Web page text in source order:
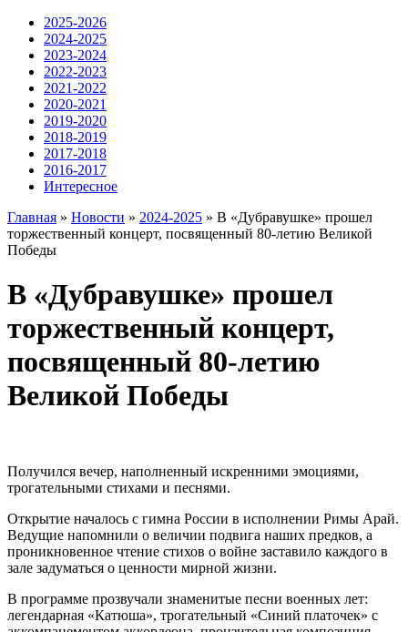
2025-2026
2024-2025
2023-2024
2022-2023
2021-2022
2020-2021
2019-2020
2018-2019
2017-2018
2016-2017
Интересное
Главная » Новости » 2024-2025 » В «Дубравушке» прошел
торжественный концерт, посвященный 80-летию Великой
Победы
В «Дубравушке» прошел
торжественный концерт,
посвященный 80-летию
Великой Победы
Получился вечер, наполненный искренними эмоциями,
трогательными стихами и песнями.
Открытие началось с гимна России в исполнении Римы Арай.
Ведущие напомнили о величии подвига наших предков, а
проникновенное чтение стихов о войне заставило каждого в
зале задуматься о ценности мирной жизни.
В программе прозвучали знаменитые песни военных лет:
легендарная «Катюша», трогательный «Синий платочек» с